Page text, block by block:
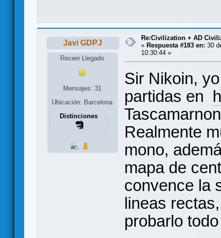
Javi GDPJ
Recien Llegado
Mensajes: 31
Ubicación: Barcelona
Distinciones
Re:Civilization + AD
« Respuesta #183 en: 30
10:30:44 »
Sir Nikoin,
partidas en
Realmente
mono,
mapa de
convence la
lineas
probarlo